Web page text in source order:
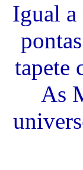
Igual a
tapete
As